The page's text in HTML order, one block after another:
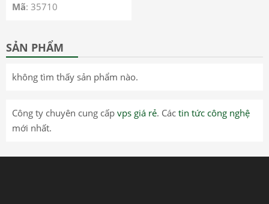
Mã: 35710
SẢN PHẨM
không tìm thấy sản phẩm nào.
Công ty chuyên cung cấp vps giá rẻ. Các tin tức công nghệ
mới nhất.